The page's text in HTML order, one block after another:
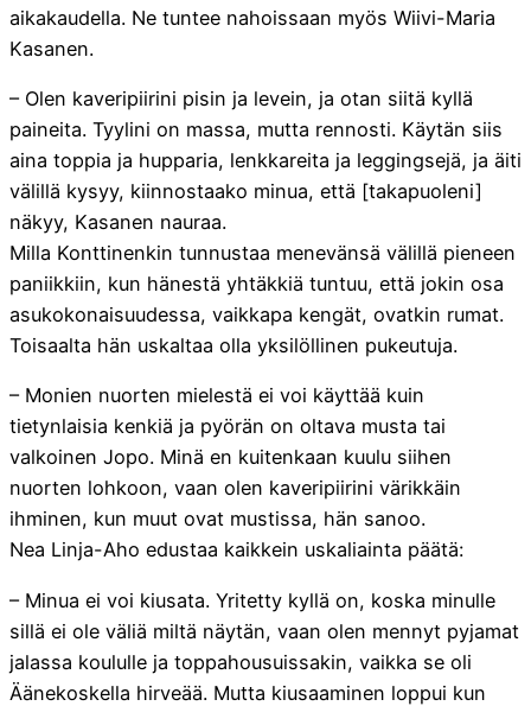
aikakaudella. Ne tuntee nahoissaan myös Wiivi-Maria
Kasanen.
– Olen kaveripiirini pisin ja levein, ja otan siitä kyllä
paineita. Tyylini on massa, mutta rennosti. Käytän siis
aina toppia ja hupparia, lenkkareita ja leggingsejä, ja äiti
välillä kysyy, kiinnostaako minua, että [takapuoleni]
näkyy, Kasanen nauraa.
Milla Konttinenkin tunnustaa menevänsä välillä pieneen
paniikkiin, kun hänestä yhtäkkiä tuntuu, että jokin osa
asukokonaisuudessa, vaikkapa kengät, ovatkin rumat.
Toisaalta hän uskaltaa olla yksilöllinen pukeutuja.
– Monien nuorten mielestä ei voi käyttää kuin
tietynlaisia kenkiä ja pyörän on oltava musta tai
valkoinen Jopo. Minä en kuitenkaan kuulu siihen
nuorten lohkoon, vaan olen kaveripiirini värikkäin
ihminen, kun muut ovat mustissa, hän sanoo.
Nea Linja-Aho edustaa kaikkein uskaliainta päätä:
– Minua ei voi kiusata. Yritetty kyllä on, koska minulle
sillä ei ole väliä miltä näytän, vaan olen mennyt pyjamat
jalassa koululle ja toppahousuissakin, vaikka se oli
Äänekoskella hirveää. Mutta kiusaaminen loppui kun